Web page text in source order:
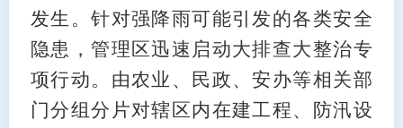
发生。针对强降雨可能引发的各类安全
隐患，管理区迅速启动大排查大整治专
项行动。由农业、民政、安办等相关部
门分组分片对辖区内在建工程、防汛设